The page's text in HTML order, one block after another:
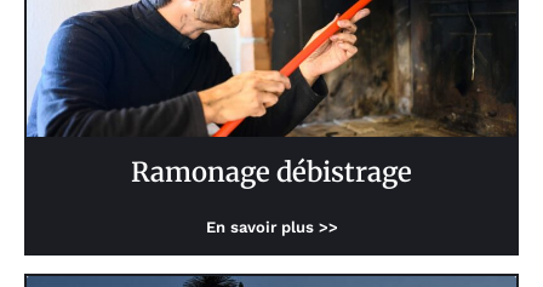
Ramonage débistrage
En savoir plus >>